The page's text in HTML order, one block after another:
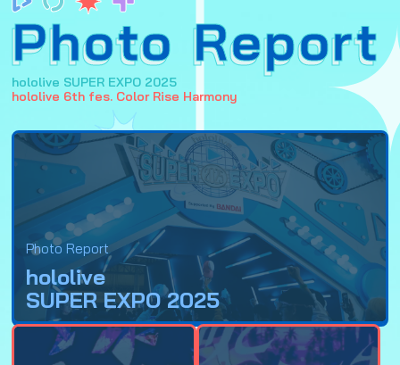
Photo Report
hololive SUPER EXPO 2025
hololive 6th fes. Color Rise Harmony
Photo Report
hololive
SUPER EXPO 2025